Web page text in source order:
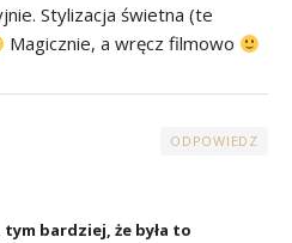
Stylizacja świetna (te
Magicznie, a wręcz filmowo
ODPOWIEDZ
bardziej, że była to